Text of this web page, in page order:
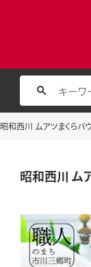
昭和西川 ムアツまくら
昭和西川 ム